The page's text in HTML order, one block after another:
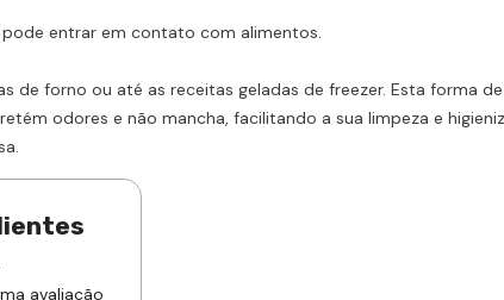
entrar em contato com alimentos.
de forno ou até as receitas geladas de freezer. Esta forma
odores e não mancha, facilitando a sua limpeza e
avaliação